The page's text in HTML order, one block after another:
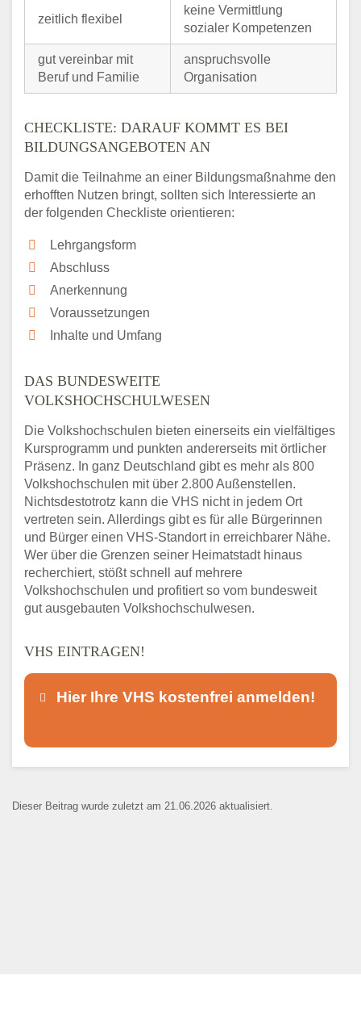
zeitlich flexibel
keine Vermittlung
sozialer Kompetenzen
gut vereinbar mit
Beruf und Familie
anspruchsvolle
Organisation
CHECKLISTE: DARAUF KOMMT ES BEI
BILDUNGSANGEBOTEN AN
Damit die Teilnahme an einer Bildungsmaßnahme den
erhofften Nutzen bringt, sollten sich Interessierte an
der folgenden Checkliste orientieren:
Lehrgangsform
Abschluss
Anerkennung
Voraussetzungen
Inhalte und Umfang
DAS BUNDESWEITE
VOLKSHOCHSCHULWESEN
Die Volkshochschulen bieten einerseits ein vielfältiges
Kursprogramm und punkten andererseits mit örtlicher
Präsenz. In ganz Deutschland gibt es mehr als 800
Volkshochschulen mit über 2.800 Außenstellen.
Nichtsdestotrotz kann die VHS nicht in jedem Ort
vertreten sein. Allerdings gibt es für alle Bürgerinnen
und Bürger einen VHS-Standort in erreichbarer Nähe.
Wer über die Grenzen seiner Heimatstadt hinaus
recherchiert, stößt schnell auf mehrere
Volkshochschulen und profitiert so vom bundesweit
gut ausgebauten Volkshochschulwesen.
VHS EINTRAGEN!
Hier Ihre VHS kostenfrei anmelden!
Kontaktaufnahme und ist nicht
Dieser Beitrag wurde zuletzt am 21.06.2026 aktualisiert.